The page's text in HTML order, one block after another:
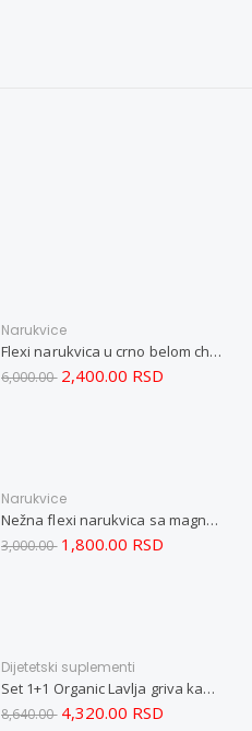
Narukvice
Flexi narukvica u crno belom chevron dizajnu M
6,000.00 2,400.00 RSD
Narukvice
Nežna flexi narukvica sa magnetima i elementima u boji zlata i bakrom M
3,000.00 1,800.00 RSD
Dijetetski suplementi
Set 1+1 Organic Lavlja griva kapsule -Hericium ekstrakt 60
8,640.00 4,320.00 RSD